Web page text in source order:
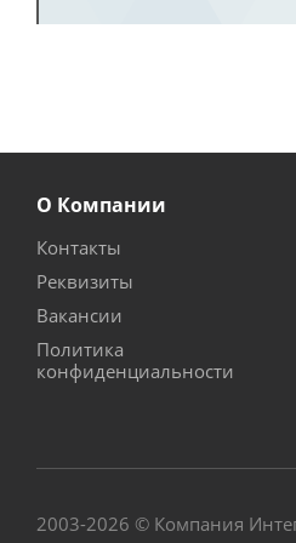
О Компании
Контакты
Реквизиты
Вакансии
Политика
конфиденциальности
2003-2026 © Компания